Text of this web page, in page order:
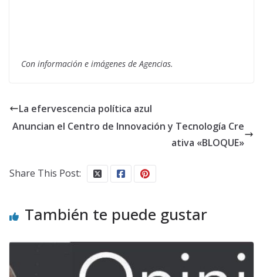
Con información e imágenes de Agencias.
La efervescencia política azul
Anuncian el Centro de Innovación y Tecnología Cre
ativa «BLOQUE»
Share This Post:
También te puede gustar